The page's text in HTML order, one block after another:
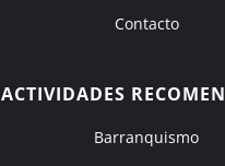
Contacto
ACTIVIDADES
Barranquismo